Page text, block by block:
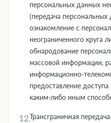
персональных данных
(передача персональных
ознакомление с
неограниченного круга
обнародование
массовой информации,
информационно-
предоставление
каким-либо иным
Трансграничная